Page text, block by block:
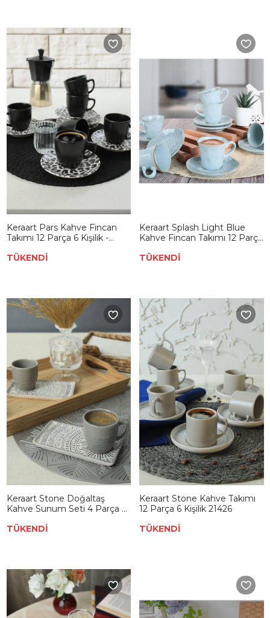
Keraart Pars Kahve Fincan
Takımı 12 Parça 6 Kişilik -
TÜKENDİ
Keraart Splash Light Blue
Kahve Fincan Takımı 12 Parça
TÜKENDİ
Keraart Stone Doğaltaş
Kahve Sunum Seti 4 Parça 2
TÜKENDİ
Keraart Stone Kahve Takımı
12 Parça 6 Kişilik 21426
TÜKENDİ